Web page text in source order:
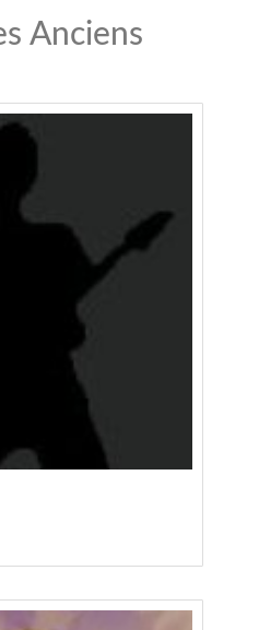
Anciens